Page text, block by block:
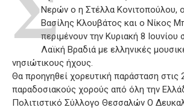
Νερών ο η Στέλλα Κονιτοπούλου,
Βασίλης Κλουβάτος και ο Νίκος
περιμένουν την Κυριακή 8 Ιουνίου
Λαϊκή Βραδιά με ελληνικές
νησιώτικους ήχους.
Θα προηγηθεί χορευτική παράσταση στις
παραδοσιακούς χορούς από όλη την
Πολιτιστικό Σύλλογο Θεσσαλών Ο